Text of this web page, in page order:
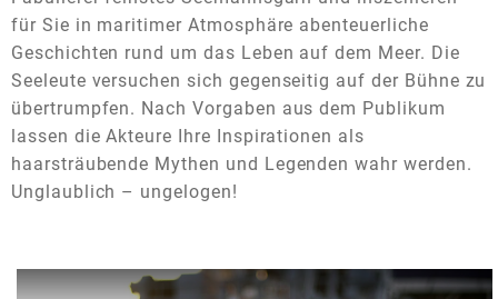
für Sie in maritimer Atmosphäre abenteuerliche
Geschichten rund um das Leben auf dem Meer. Die
Seeleute versuchen sich gegenseitig auf der Bühne zu
übertrumpfen. Nach Vorgaben aus dem Publikum
lassen die Akteure Ihre Inspirationen als
haarsträubende Mythen und Legenden wahr werden.
Unglaublich – ungelogen!